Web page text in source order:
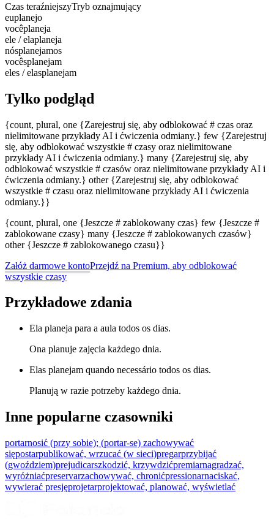
Czas teraźniejszyTryb oznajmujący
euplanejo
vocêplaneja
ele / elaplaneja
nósplanejamos
vocêsplanejam
eles / elasplanejam
Tylko podgląd
{count, plural, one {Zarejestruj się, aby odblokować # czas oraz
nielimitowane przykłady AI i ćwiczenia odmiany.} few {Zarejestruj
się, aby odblokować wszystkie # czasy oraz nielimitowane
przykłady AI i ćwiczenia odmiany.} many {Zarejestruj się, aby
odblokować wszystkie # czasów oraz nielimitowane przykłady AI i
ćwiczenia odmiany.} other {Zarejestruj się, aby odblokować
wszystkie # czasu oraz nielimitowane przykłady AI i ćwiczenia
odmiany.}}
{count, plural, one {Jeszcze # zablokowany czas} few {Jeszcze #
zablokowane czasy} many {Jeszcze # zablokowanych czasów}
other {Jeszcze # zablokowanego czasu}}
Załóż darmowe kontoPrzejdź na Premium, aby odblokować
wszystkie czasy
Przykładowe zdania
Ela planeja para a aula todos os dias.
Ona planuje zajęcia każdego dnia.
Elas planejam quando necessário todos os dias.
Planują w razie potrzeby każdego dnia.
Inne popularne czasowniki
portarnosić (przy sobie); (portar-se) zachowywać
siępostarpublikować, wrzucać (w sieci)pregarprzybijać
(gwoździem)prejudicarszkodzić, krzywdzićpremiarnagradzać,
wyróżniaćpreservarzachowywać, chronićpressionarnaciskać,
wywierać presjęprojetarprojektować, planować, wyświetlać